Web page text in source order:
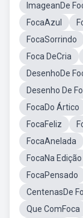
ImageanDe
FocaAzul
FocaSorrindo
Foca DeCria
DesenhoDe
Desenho De
FocaDo Ártico
FocaFeliz
FocaAnelada
FocaNa Edição
FocaPensado
CentenasDe
Que ComFoca